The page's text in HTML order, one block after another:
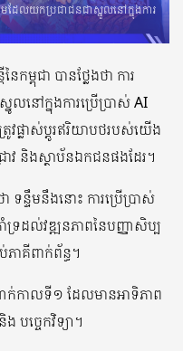
ែលយកប្រជាជនជាស្នូលនៅក្នុងការ
ម្ពុជា បានថ្លែងថា ការ
នៅក្នុងការប្រើប្រាស់ AI
ផ្លាស់ប្តូរឥរិយាបថរបស់យើង
វ និងស្ថាប័នឯកជនផងដែរ។
ទន្ទឹមនឹងនោះ ការប្រើប្រាស់
ទ្រដល់វឌ្ឍនភាពនៃបញ្ញាសិប្ប
ាគីពាក់ព័ន្ធ។
ក់កាលទី១ ដែលមានអាទិភាព
បច្ចេកវិទ្យា។